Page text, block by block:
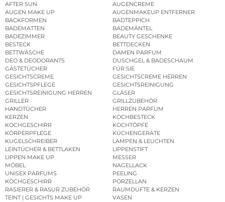
AFTER SUN
AUGENCREME
AUGEN MAKE UP
AUGENMAKEUP ENTFERNER
BACKFORMEN
BADTEPPICH
BADEMATTEN
BADEMÄNTEL
BADEZIMMER
BEAUTY GESCHENKE
BESTECK
BETTDECKEN
BETTWÄSCHE
DAMEN PARFUM
DEO & DEODORANTS
DUSCHGEL & BADESCHAUM
GÄSTETÜCHER
FÜR SIE
GESICHTSCREME
GESICHTSCREME HERREN
GESICHTSPFLEGE
GESICHTSREINIGUNG
GESICHTSREINIGUNG HERREN
GLÄSER
GRILLER
GRILLZUBEHÖR
HANDTÜCHER
HERREN PARFUM
KERZEN
KOCHBESTECK
KOCHGESCHIRR
KOCHTÖPFE
KÖRPERPFLEGE
KÜCHENGERÄTE
KUGELSCHREIBER
LAMPEN & LEUCHTEN
LEINTÜCHER & BETTLAKEN
LIPPENSTIFT
LIPPEN MAKE UP
MESSER
MÖBEL
NAGELLACK
UNISEX PARFUMS
PEELING
KOCHGESCHIRR
PORZELLAN
RASIERER & RASUR ZUBEHÖR
RAUMDÜFTE & KERZEN
TEINT | GESICHTS MAKE UP
VASEN